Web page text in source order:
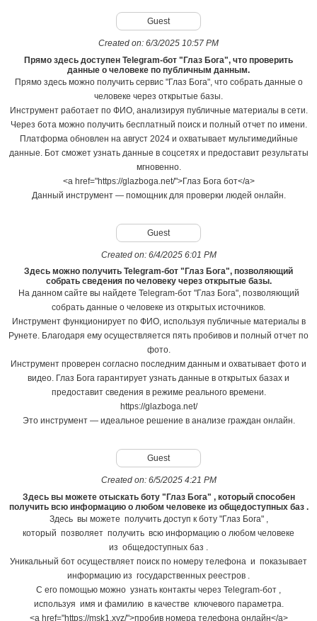
Guest
Created on: 6/3/2025 10:57 PM
Прямо здесь доступен Telegram-бот "Глаз Бога", что проверить
данные о человеке по публичным данным.
Прямо здесь можно получить сервис "Глаз Бога", что собрать данные о
человеке через открытые базы.
Инструмент работает по ФИО, анализируя публичные материалы в сети.
Через бота можно получить бесплатный поиск и полный отчет по имени.
Платформа обновлен на август 2024 и охватывает мультимедийные
данные. Бот сможет узнать данные в соцсетях и предоставит результаты
мгновенно.
<a href="https://glazboga.net/">Глаз Бога бот</a>
Данный инструмент — помощник для проверки людей онлайн.
Guest
Created on: 6/4/2025 6:01 PM
Здесь можно получить Telegram-бот "Глаз Бога", позволяющий
собрать сведения по человеку через открытые базы.
На данном сайте вы найдете Telegram-бот "Глаз Бога", позволяющий
собрать данные о человеке из открытых источников.
Инструмент функционирует по ФИО, используя публичные материалы в
Рунете. Благодаря ему осуществляется пять пробивов и полный отчет по
фото.
Инструмент проверен согласно последним данным и охватывает фото и
видео. Глаз Бога гарантирует узнать данные в открытых базах и
предоставит сведения в режиме реального времени.
https://glazboga.net/
Это инструмент — идеальное решение в анализе граждан онлайн.
Guest
Created on: 6/5/2025 4:21 PM
Здесь вы можете отыскать боту "Глаз Бога" , который способен
получить всю информацию о любом человеке из общедоступных баз .
Здесь вы можете получить доступ к боту "Глаз Бога" ,
который позволяет получить всю информацию о любом человеке
из общедоступных баз .
Уникальный бот осуществляет поиск по номеру телефона и показывает
информацию из государственных реестров .
С его помощью можно узнать контакты через Telegram-бот ,
используя имя и фамилию в качестве ключевого параметра.
<a href="https://msk1.xyz/">пробив номера телефона онлайн</a>